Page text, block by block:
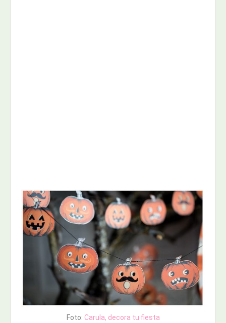
Foto: Carula, decora tu fiesta